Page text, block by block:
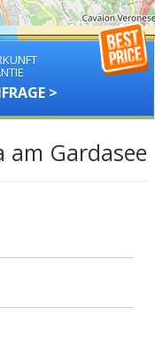
>
am Gardasee